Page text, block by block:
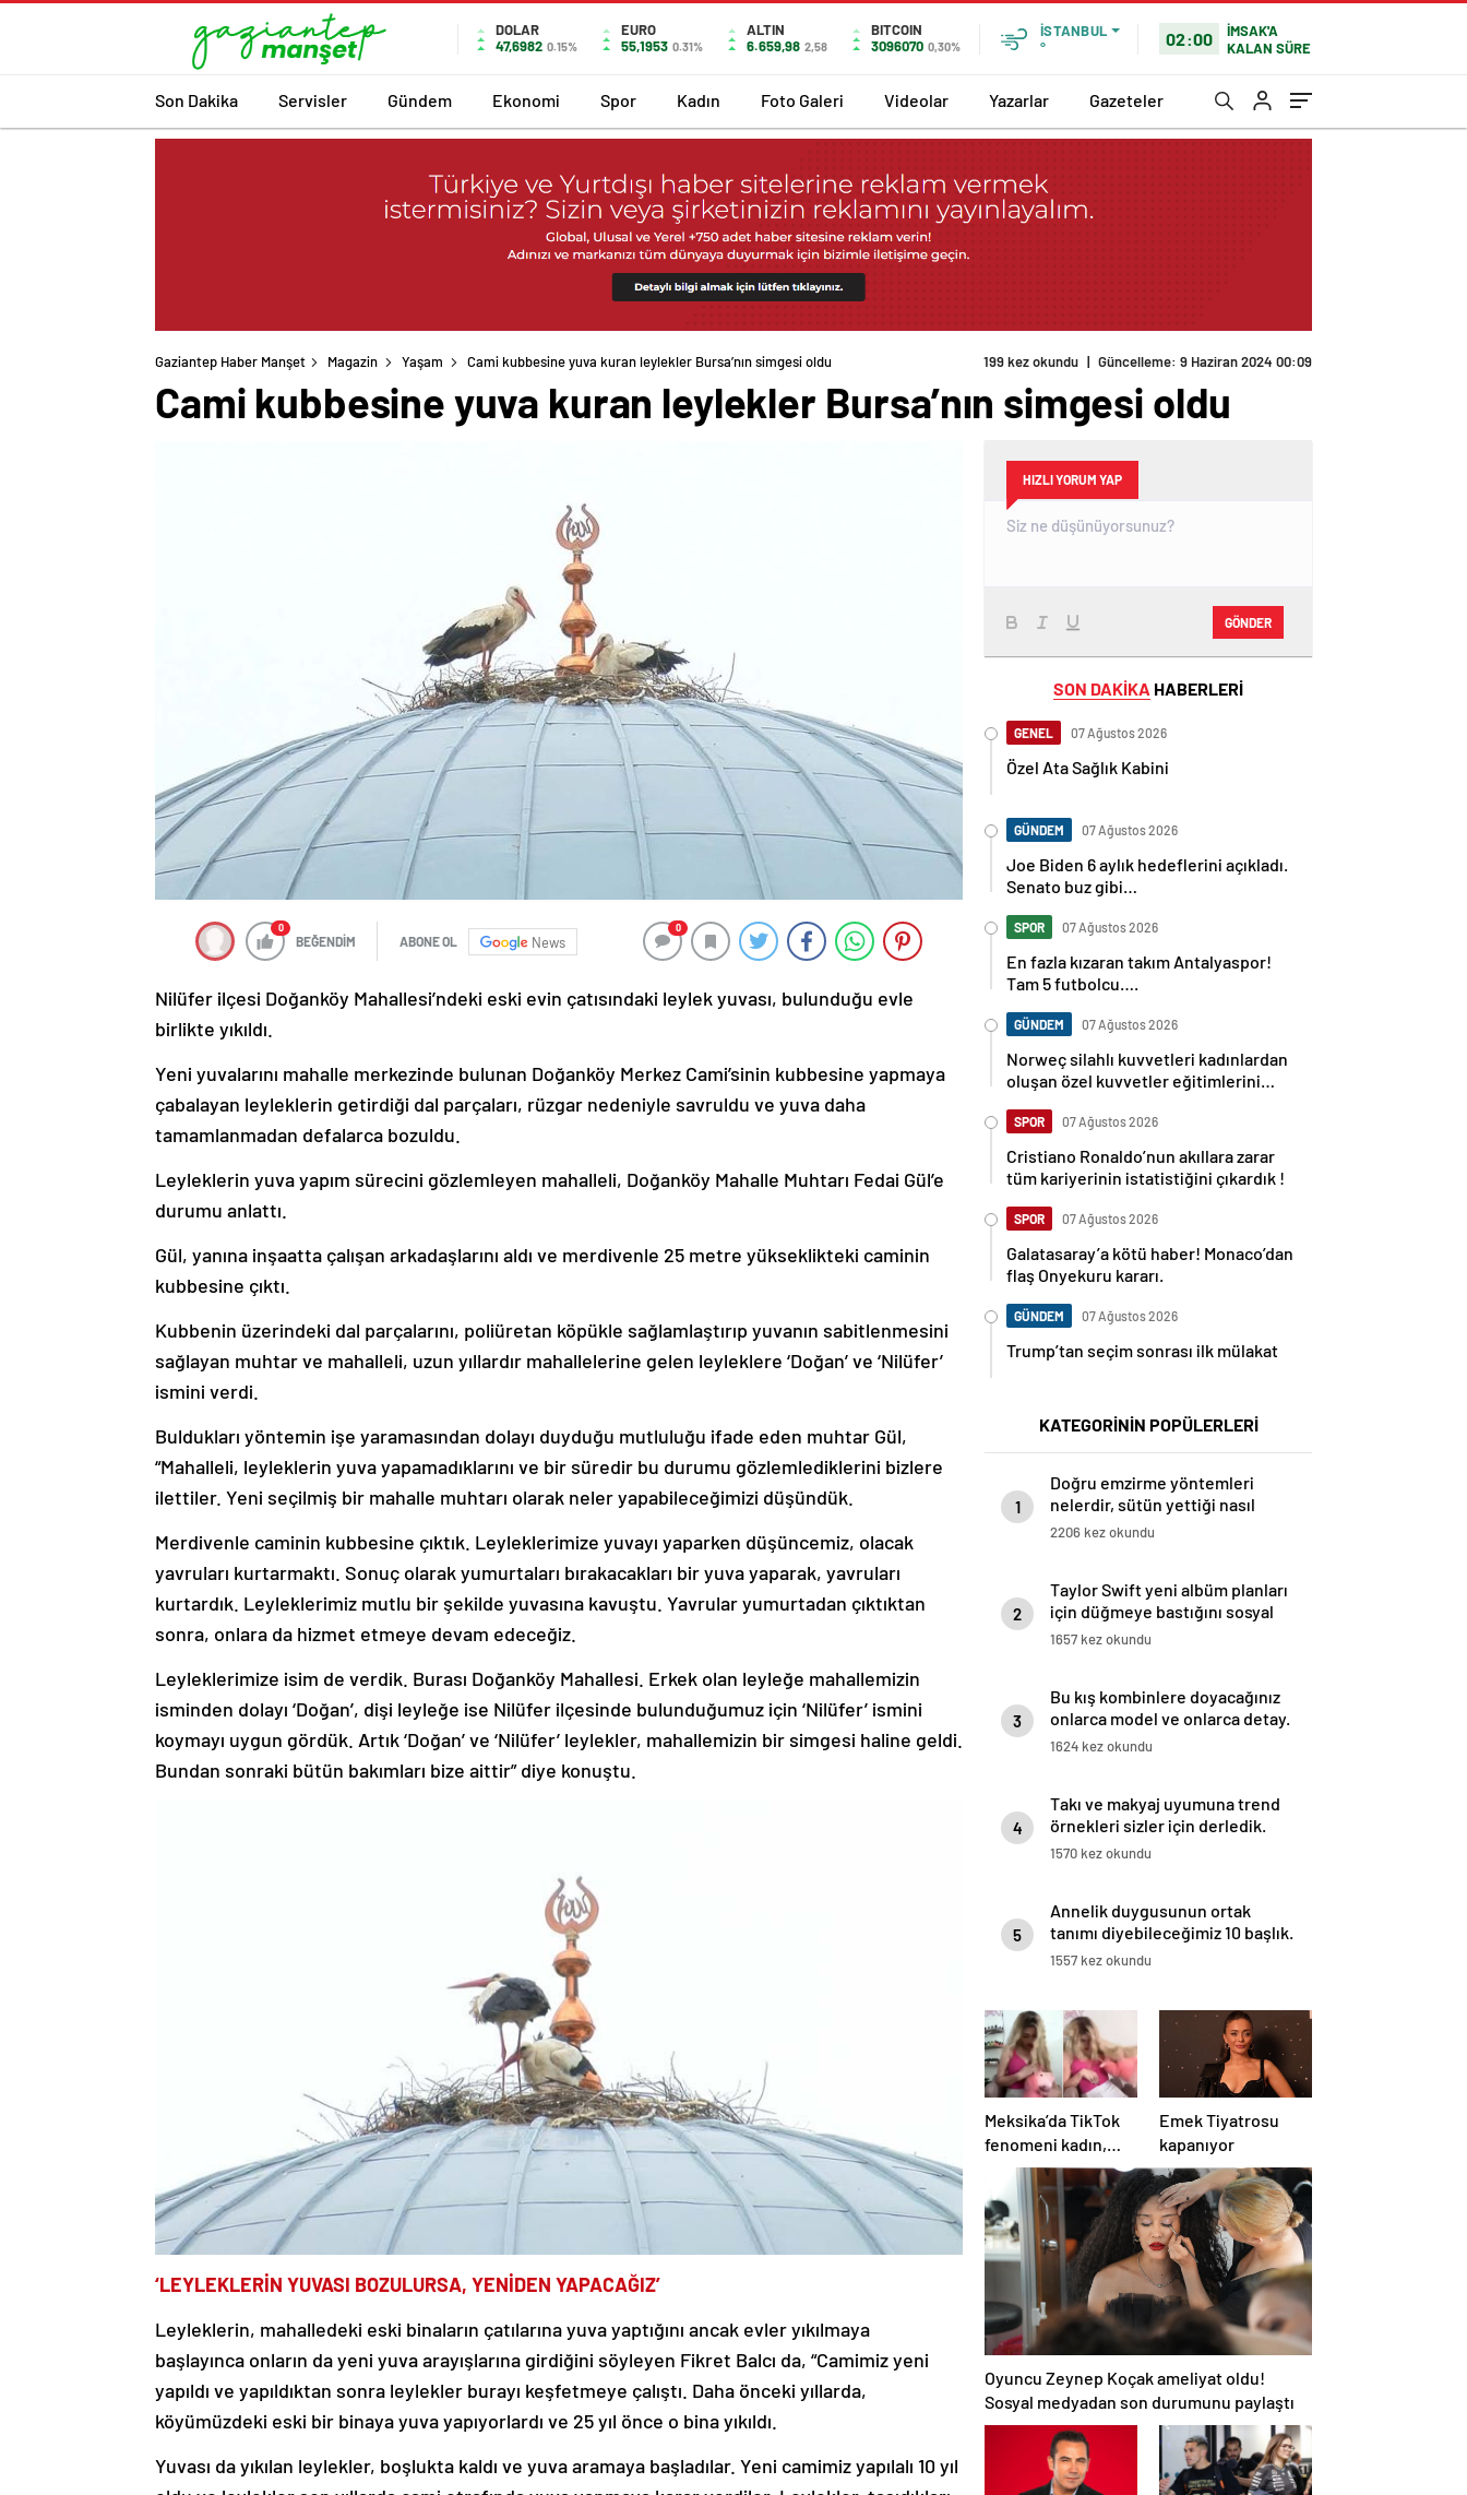
DOLAR
47,6982 0.15%
EURO
55,1953 0.31%
ALTIN
6.659,98 2,58
BITCOIN
3096070 0,30%
İSTANBUL
°
02:00
İMSAK'A
KALAN SÜRE
Son Dakika Servisler Gündem Ekonomi Spor Kadın Foto Galeri Videolar Yazarlar Gazeteler
Gaziantep Haber Manşet Magazin Yaşam Cami kubbesine yuva kuran leylekler Bursa’nın simgesi oldu 199 kez okundu | Güncelleme: 9 Haziran 2024 00:09
Cami kubbesine yuva kuran leylekler Bursa’nın simgesi oldu
0
BEĞENDİM ABONE OL News
0
Nilüfer ilçesi Doğanköy Mahallesi’ndeki eski evin çatısındaki leylek yuvası, bulunduğu evle
birlikte yıkıldı.
Yeni yuvalarını mahalle merkezinde bulunan Doğanköy Merkez Cami’sinin kubbesine yapmaya
çabalayan leyleklerin getirdiği dal parçaları, rüzgar nedeniyle savruldu ve yuva daha
tamamlanmadan defalarca bozuldu.
Leyleklerin yuva yapım sürecini gözlemleyen mahalleli, Doğanköy Mahalle Muhtarı Fedai Gül’e
durumu anlattı.
Gül, yanına inşaatta çalışan arkadaşlarını aldı ve merdivenle 25 metre yükseklikteki caminin
kubbesine çıktı.
Kubbenin üzerindeki dal parçalarını, poliüretan köpükle sağlamlaştırıp yuvanın sabitlenmesini
sağlayan muhtar ve mahalleli, uzun yıllardır mahallelerine gelen leyleklere ‘Doğan’ ve ‘Nilüfer’
ismini verdi.
Buldukları yöntemin işe yaramasından dolayı duyduğu mutluluğu ifade eden muhtar Gül,
“Mahalleli, leyleklerin yuva yapamadıklarını ve bir süredir bu durumu gözlemlediklerini bizlere
ilettiler. Yeni seçilmiş bir mahalle muhtarı olarak neler yapabileceğimizi düşündük.
Merdivenle caminin kubbesine çıktık. Leyleklerimize yuvayı yaparken düşüncemiz, olacak
yavruları kurtarmaktı. Sonuç olarak yumurtaları bırakacakları bir yuva yaparak, yavruları
kurtardık. Leyleklerimiz mutlu bir şekilde yuvasına kavuştu. Yavrular yumurtadan çıktıktan
sonra, onlara da hizmet etmeye devam edeceğiz.
Leyleklerimize isim de verdik. Burası Doğanköy Mahallesi. Erkek olan leyleğe mahallemizin
isminden dolayı ‘Doğan’, dişi leyleğe ise Nilüfer ilçesinde bulunduğumuz için ‘Nilüfer’ ismini
koymayı uygun gördük. Artık ‘Doğan’ ve ‘Nilüfer’ leylekler, mahallemizin bir simgesi haline geldi.
Bundan sonraki bütün bakımları bize aittir” diye konuştu.
‘LEYLEKLERİN YUVASI BOZULURSA, YENİDEN YAPACAĞIZ’
Leyleklerin, mahalledeki eski binaların çatılarına yuva yaptığını ancak evler yıkılmaya
başlayınca onların da yeni yuva arayışlarına girdiğini söyleyen Fikret Balcı da, “Camimiz yeni
yapıldı ve yapıldıktan sonra leylekler burayı keşfetmeye çalıştı. Daha önceki yıllarda,
köyümüzdeki eski bir binaya yuva yapıyorlardı ve 25 yıl önce o bina yıkıldı.
Yuvası da yıkılan leylekler, boşlukta kaldı ve yuva aramaya başladılar. Yeni camimiz yapılalı 10 yıl
HIZLI YORUM YAP
GÖNDER
SON DAKİKA HABERLERİ
GENEL 07 Ağustos 2026
Özel Ata Sağlık Kabini
GÜNDEM 07 Ağustos 2026
Joe Biden 6 aylık hedeflerini açıkladı.
Senato buz gibi…
SPOR 07 Ağustos 2026
En fazla kızaran takım Antalyaspor!
Tam 5 futbolcu….
GÜNDEM 07 Ağustos 2026
Norweç silahlı kuvvetleri kadınlardan
oluşan özel kuvvetler eğitimlerini
SPOR 07 Ağustos 2026
Cristiano Ronaldo’nun akıllara zarar
tüm kariyerinin istatistiğini çıkardık !
SPOR 07 Ağustos 2026
Galatasaray’a kötü haber! Monaco’dan
flaş Onyekuru kararı.
GÜNDEM 07 Ağustos 2026
Trump’tan seçim sonrası ilk mülakat
KATEGORİNİN POPÜLERLERİ
1
Doğru emzirme yöntemleri
nelerdir, sütün yettiği nasıl
anlaşılır?
2206 kez okundu
2
Taylor Swift yeni albüm planları
için düğmeye bastığını sosyal
medyadan duyurdu!
1657 kez okundu
3
Bu kış kombinlere doyacağınız
onlarca model ve onlarca detay.
1624 kez okundu
4
Takı ve makyaj uyumuna trend
örnekleri sizler için derledik.
1570 kez okundu
5
Annelik duygusunun ortak
tanımı diyebileceğimiz 10 başlık.
1557 kez okundu
Meksika’da TikTok
fenomeni kadın,
canlı yayında
öldürüldü
Emek Tiyatrosu
kapanıyor
Oyuncu Zeynep Koçak ameliyat oldu!
Sosyal medyadan son durumunu paylaştı